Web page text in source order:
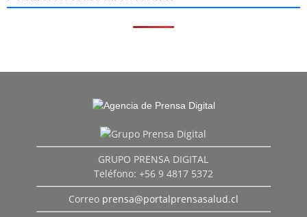
GRUPO PRENSA DIGITAL
Teléfono: +56 9 4817 5372
Correo prensa@portalprensasalud.cl